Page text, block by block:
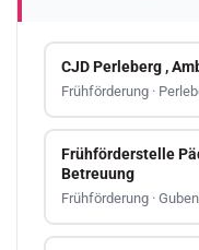
CJD Perleberg ,
Frühförderung ·
Frühförderstelle
Betreuung
Frühförderung · Guben